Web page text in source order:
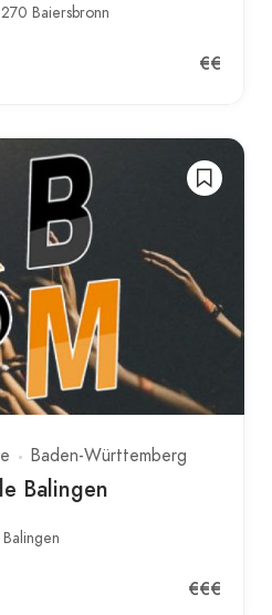
Baiersbronn
€€
Baden-Württemberg
Balingen
€€€